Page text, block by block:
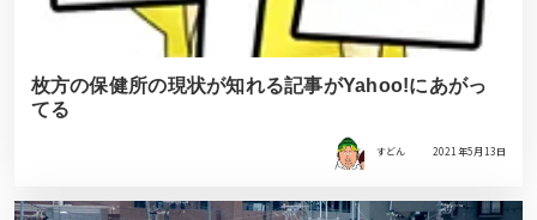
枚方の保健所の現状が知れる記事がYahoo!にあがっ
てる
すどん 2021年5月13日